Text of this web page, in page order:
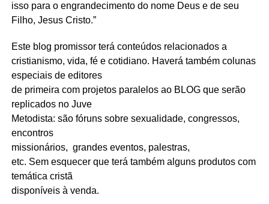
isso para o engrandecimento do nome Deus e de seu
Filho, Jesus Cristo.”
Este blog promissor terá conteúdos relacionados a
cristianismo, vida, fé e cotidiano. Haverá também colunas
especiais de editores
de primeira com projetos paralelos ao BLOG que serão
replicados no Juve
Metodista: são fóruns sobre sexualidade, congressos,
encontros
missionários, grandes eventos, palestras,
etc. Sem esquecer que terá também alguns produtos com
temática cristã
disponíveis à venda.